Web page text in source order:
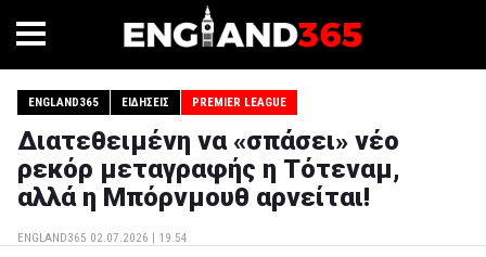
ENGLAND365 ΕΙΔΉΣΕΙΣ PREMIER LEAGUE
Διατεθειμένη να «σπάσει» νέο
ρεκόρ μεταγραφής η Τότεναμ,
αλλά η Μπόρνμουθ αρνείται!
ENGLAND365 02.07.2026 | 19.54